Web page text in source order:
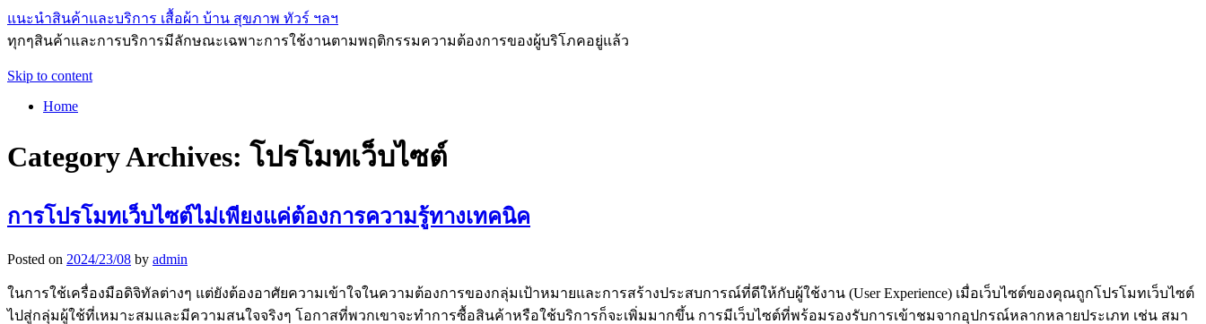
แนะนำสินค้าและบริการ เสื้อผ้า บ้าน สุขภาพ ทัวร์ ฯลฯ
ทุกๆสินค้าและการบริการมีลักษณะเฉพาะการใช้งานตามพฤติกรรมความต้องการของผู้บริโภคอยู่แล้ว
Skip to content
Home
Category Archives: โปรโมทเว็บไซต์
การโปรโมทเว็บไซต์ไม่เพียงแค่ต้องการความรู้ทางเทคนิค
Posted on 2024/23/08 by admin
ในการใช้เครื่องมือดิจิทัลต่างๆ แต่ยังต้องอาศัยความเข้าใจในความต้องการของกลุ่มเป้าหมายและการสร้างประสบการณ์ที่ดีให้กับผู้ใช้งาน (User Experience) เมื่อเว็บไซต์ของคุณถูกโปรโมทเว็บไซต์
ไปสู่กลุ่มผู้ใช้ที่เหมาะสมและมีความสนใจจริงๆ โอกาสที่พวกเขาจะทำการซื้อสินค้าหรือใช้บริการก็จะเพิ่มมากขึ้น การมีเว็บไซต์ที่พร้อมรองรับการเข้าชมจากอุปกรณ์หลากหลายประเภท เช่น สมา